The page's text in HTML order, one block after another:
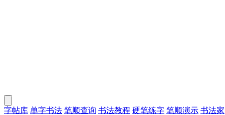
字帖库 单字书法 笔顺查询 书法教程 硬笔练字 笔顺演示 书法家